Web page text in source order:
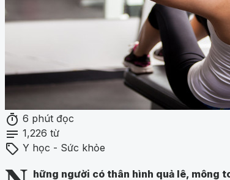
timer 6 phút đọc
notes 1,226 từ
sell Y học - Sức khỏe
hững người có thân hình quả lê, mông